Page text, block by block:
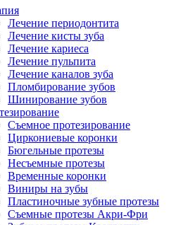
Лечение периодонтита
Лечение кисты зуба
Лечение кариеса
Лечение пульпита
Лечение каналов зуба
Пломбирование зубов
Шинирование зубов
Съемное протезирование
Циркониевые коронки
Бюгельные протезы
Несъемные протезы
Временные коронки
Виниры на зубы
Пластиночные зубные протезы
Съемные протезы Акри-Фри